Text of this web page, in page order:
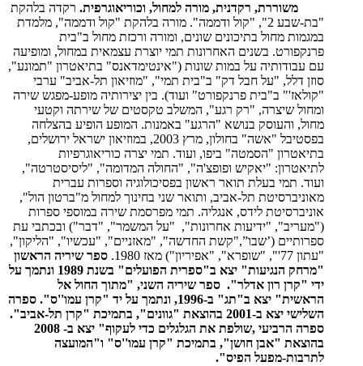
משוררת, רקדנית, מורה למחול, וכוריאוגרפית. רקדה בלהקת
"בת-שבע 2", "קול ודממה". מורה בלהקת "קול ודממה", מלמדת
במגמות מחול בתיכונים שונים, ומורה ורכזת מחול ב"בית
פרנקפורט. בשנים האחרונות תמי יוצרת עצמאית במחול, ומופיעה
עם עבודותיה על במות שונות ("אינטימדאנס" בתיאטרון "תמונע",
סוזן דלל, "על חבל דק" ב"בית תמי", "מוזיאון תל-אביב" ערבי
"קולאז'" ב"בית פרנקפורט" ועוד). בין יצירותיה מופע-מפגש שירה
ומחול שיצרה, "רק רגע", המשלב טקסטים של שירתה וקטעי
מחול, והעוסק בנושא "הרגע" באמנות. המופע הופיע בהצלחה
בפסטיבל "אשה" בחולון, מרץ 2003, במוזיאון ישראל ירושלים,
בתיאטרון "הסמטה" ביפו, ועוד. תמי יצרה כוריאוגרפיות
לתיאטרון: "יאקיש ופופצ'ה", "החולה המדומה", "ליסיסטרטה",
ועוד. תמי בעלת תואר ראשון בפסיכולוגיה וספרות עברית
מאוניברסיטת תל-אביב, ותואר שני בחינוך למחול מ"ברטון הול",
אוניברסיטת לידס, אנגליה. תמי מפרסמת שירה במוספי ספרות
("מעריב", "ידיעות אחרונות", "על המשמר", "דבר") ובכתבי עת
ספרותיים (’שבו”,"קשת החדשה", "מאזניים", "עכשיו", "הליקון",
"עתון 77'", "שופרא", "אפיריון") מאז 1980.
ספר שיריה הראשון
"מרחק הנגיעות" יצא ב"ספרית הפועלים" בשנת 1989 ונתמך על
ידי "קרן רון אדלר". ספר שיריה השני, "מתוך החול אל
הראשית" יצא ב"תג" ב-1996, ונתמך על יד "קרן עמו''ס".
ספרה
השלישי יצא ב-2001 בהוצאת "גוונים", בתמיכת "קרן תל-אביב".
ספרה הרביעי ,שולפת את הגלגלים כדי לעקוף" יצא ב- 2008
בהוצאת "אבן חושן", בתמיכת "קרן עמו''ס" ו"המועצה
לתרבות-מפעל הפיס".